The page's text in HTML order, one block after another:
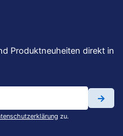
Produktneuheiten direkt in
→
zu.